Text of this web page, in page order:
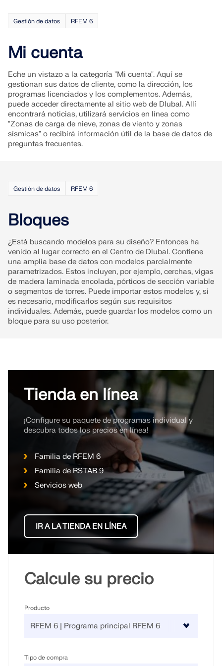
Más información
Dlubal API
Documentación de API
Índice
Primeros pasos
Aplicaciones
Objetos del modelo
Suscripciones y precios
AEF para conexiones de acero
Diseñe y analice las conexiones de acero utilizando
CBFEM, conforme a EN 1993‑1‑8 y AISC 360,
totalmente integrado en RFEM 6 para flujos de
trabajo estructurales más rápidos y precisos.
SABER MÁS
Herramienta de Zona Geográfica
El servicio en línea de Dlubal proporciona mapas de
CONECTAR CON EL SOPORTE TÉCNICO
Gestión de datos RFEM 6
Mi cuenta
Eche un vistazo a la categoría "Mi cuenta". Aquí se
gestionan sus datos de cliente, como la dirección, los
programas licenciados y los complementos. Además,
puede acceder directamente al sitio web de Dlubal. Allí
encontrará noticias, utilizará servicios en línea como
"Zonas de carga de nieve, zonas de viento y zonas
sísmicas" o recibirá información útil de la base de datos de
preguntas frecuentes.
Gestión de datos RFEM 6
Bloques
¿Está buscando modelos para su diseño? Entonces ha
venido al lugar correcto en el Centro de Dlubal. Contiene
una amplia base de datos con modelos parcialmente
parametrizados. Estos incluyen, por ejemplo, cerchas, vigas
de madera laminada encolada, pórticos de sección variable
o segmentos de torres. Puede importar estos modelos y, si
es necesario, modificarlos según sus requisitos
individuales. Además, puede guardar los modelos como un
bloque para su uso posterior.
Tienda en línea
¡Configure su paquete de programas individual y
descubra todos los precios en línea!
Familia de RFEM 6
Familia de RSTAB 9
Servicios web
IR A LA TIENDA EN LÍNEA
Calcule su precio
Producto
Tipo de compra